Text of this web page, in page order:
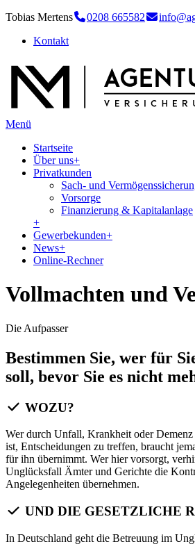
Tobias Mertens 0208 665582
Kontakt
Menü
Startseite
Über uns+
Privatkunden
Sach- und
Vorsorge
Finanzierung & Kapitalanlage
+
Gewerbekunden+
News+
Online-Rechner
Vollmachten und
Die Aufpasser
Bestimmen Sie, wer für
soll, bevor Sie es nicht
WOZU?
Wer durch Unfall, Krankheit oder
ist, Entscheidungen zu treffen, braucht
für ihn übernimmt. Wer hier vorsorgt,
Unglücksfall Ämter und Gerichte die
Angelegenheiten übernehmen.
UND DIE GESETZLICHE
In Deutschland geht die Betreuung im